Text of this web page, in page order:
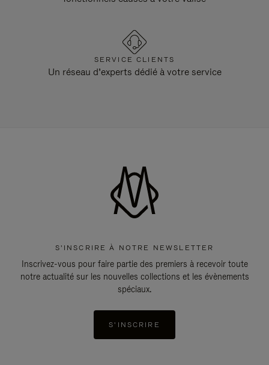
SERVICE CLIENTS
Un réseau d’experts dédié à votre service
S'INSCRIRE À NOTRE NEWSLETTER
Inscrivez-vous pour faire partie des premiers à recevoir toute
notre actualité sur les nouvelles collections et les évènements
spéciaux.
S'INSCRIRE